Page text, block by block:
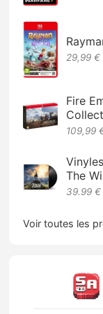
29,99 €
Fire
109,99
The
39.99 €
Voir toutes les